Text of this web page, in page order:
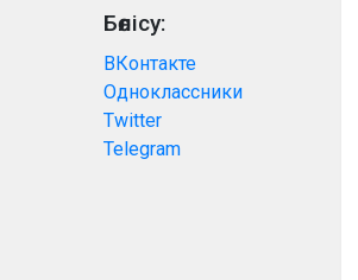
Бөлісу:
ВКонтакте
Одноклассники
Twitter
Telegram